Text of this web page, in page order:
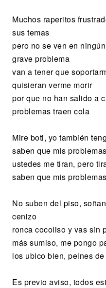
Muchos raperitos
sus temas
pero no se ven en
grave problema
van a tener que
quisieran verme morir
por que no han salido a
problemas traen cola
Mire boti, yo también
saben que mis
ustedes me tiran, pero
saben que mis
No suben del piso,
cenizo
ronca cocoliso y vas sin
más sumiso, me pongo
los ubico bien, peines
Es previo aviso, todos